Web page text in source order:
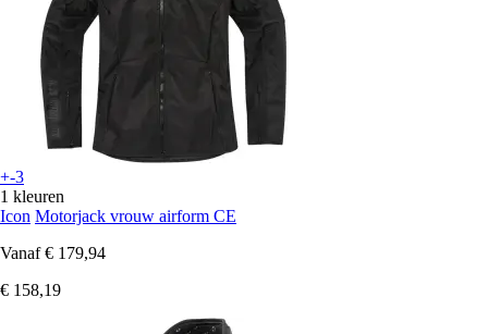
+-3
1 kleuren
Icon Motorjack vrouw airform CE
Vanaf € 179,94
€ 158,19